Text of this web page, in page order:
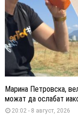
Марина Петровска,
можат да ослабат
20:02 - 8 август, 2026